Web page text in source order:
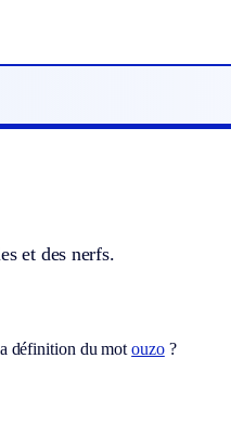
et des nerfs.
définition du motouzo?